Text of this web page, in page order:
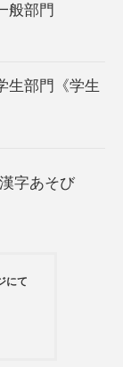
般部門
生部門《学生
字あそび
にて